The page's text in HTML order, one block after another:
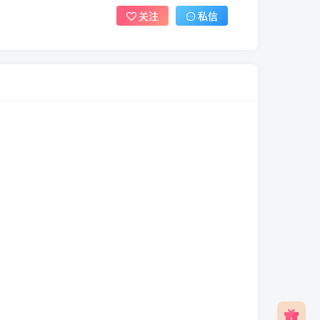
关注 私信